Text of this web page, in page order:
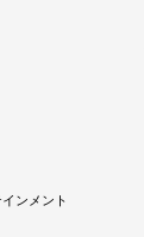
ンメント